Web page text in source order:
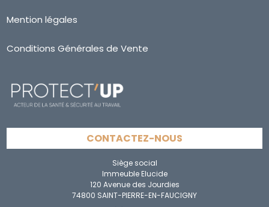
Mention légales
Conditions Générales de Vente
CONTACTEZ-NOUS
Siège social
Immeuble Elucide
120 Avenue des Jourdies
74800 SAINT-PIERRE-EN-FAUCIGNY